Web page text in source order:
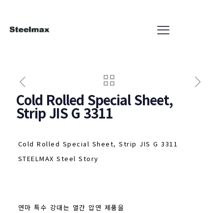
Cold Rolled Special Sheet,
Strip JIS G 3311
Cold Rolled Special Sheet, Strip JIS G 3311
STEELMAX Steel Story
연마 특수 강대는 열간 압연 제품을